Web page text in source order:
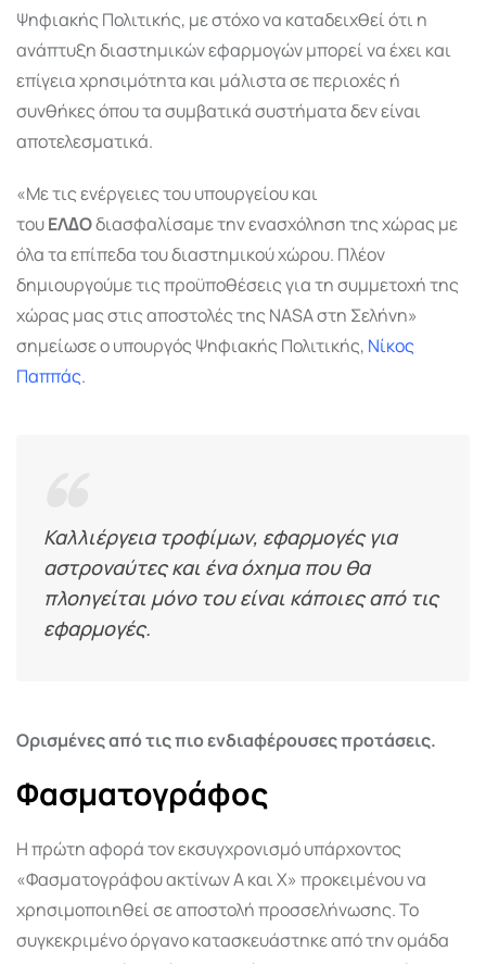
Ψηφιακής Πολιτικής, µε στόχο να καταδειχθεί ότι η
ανάπτυξη διαστηµικών εφαρµογών µπορεί να έχει και
επίγεια χρησιµότητα και µάλιστα σε περιοχές ή
συνθήκες όπου τα συµβατικά συστήµατα δεν είναι
αποτελεσµατικά.
«Με τις ενέργειες του υπουργείου και
τουΕΛ∆Οδιασφαλίσαµε την ενασχόληση της χώρας µε
όλα τα επίπεδα του διαστηµικού χώρου. Πλέον
δηµιουργούµε τις προϋποθέσεις για τη συµµετοχή της
χώρας µας στις αποστολές της ΝΑSΑ στη Σελήνη»
σηµείωσε ο υπουργός Ψηφιακής Πολιτικής, Νίκος
Παππάς.
Καλλιέργεια τροφίµων, εφαρµογές για
αστροναύτες και ένα όχηµα που θα
πλοηγείται µόνο του είναι κάποιες από τις
εφαρµογές.
Ορισµένες από τις πιο ενδιαφέρουσες προτάσεις.
Φασµατογράφος
Η πρώτη αφορά τον εκσυγχρονισµό υπάρχοντος
«Φασµατογράφου ακτίνων Α και Χ» προκειµένου να
χρησιµοποιηθεί σε αποστολή προσσελήνωσης. Το
συγκεκριµένο όργανο κατασκευάστηκε από την οµάδα